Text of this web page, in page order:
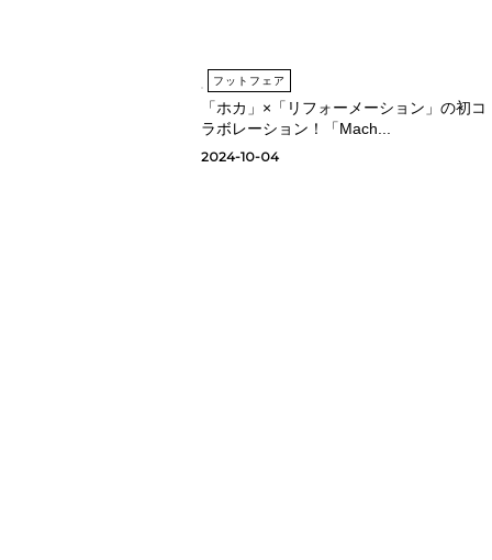
フットフェア
「ホカ」×「リフォーメーション」の初コ
ラボレーション！「Mach...
2024-10-04